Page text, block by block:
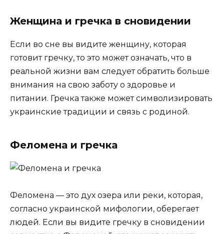
Женщина и гречка в сновидении
Если во сне вы видите женщину, которая
готовит гречку, то это может означать, что в
реальной жизни вам следует обратить больше
внимания на свою заботу о здоровье и
питании. Гречка также может символизировать
украинские традиции и связь с родиной.
Феломена и гречка
Феломена — это дух озера или реки, которая,
согласно украинской мифологии, оберегает
людей. Если вы видите гречку в сновидении